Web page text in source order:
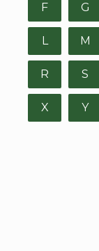
F G
L M
R S
X Y